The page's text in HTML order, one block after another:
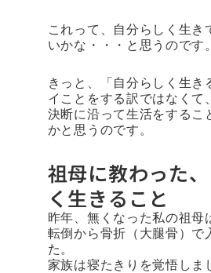
これって、自分らしく生き
いかな・・・と思うのです。
きっと、「自分らしく生き
イことをする訳ではなくて
決断に沿って生活をするこ
かと思うのです。
祖母に教わった
く生きること
昨年、無くなった私の祖
転倒から骨折（大腿骨）で
た。
家族は寝たきりを覚悟しま